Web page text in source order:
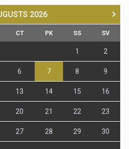
2026
CT PK SS SV
1 2
6 7 8 9
13 14 15 16
20 21 22 23
27 28 29 30